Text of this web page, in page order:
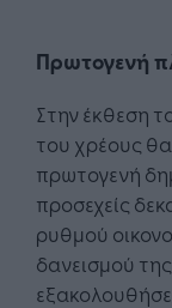
Πρωτογενή
Στην έκθεση
του χρέους
πρωτογενή
προσεχείς
ρυθμού
δανεισμού